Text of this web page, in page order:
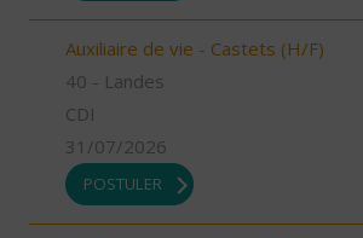
Auxiliaire de vie - Castets (H/F)
40 - Landes
CDI
31/07/2026
POSTULER